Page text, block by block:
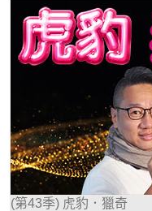
(第43季) 虎豹．獵奇